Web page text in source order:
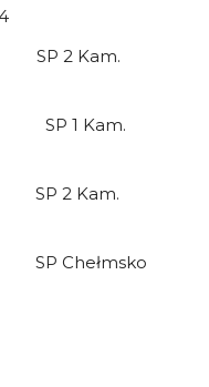
2 Kam.
1 Kam.
2 Kam.
Chełmsko